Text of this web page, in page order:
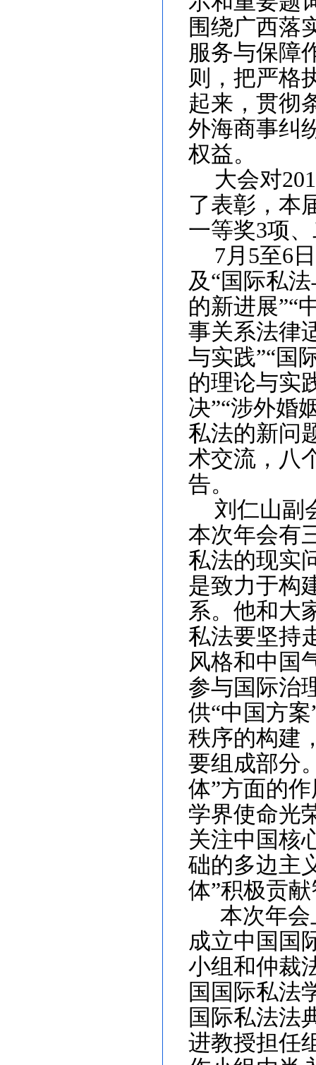
围绕广西落
服务与保障
则，把严格
起来，贯彻
外海商事纠
权益。
大会对
了表彰，本
一等奖3项
7月5至6
及“国际私
的新进展”“
事关系法律
与实践”“国
的理论与实
决”“涉外婚
私法的新问
术交流，八
告。
刘仁山副
本次年会有
私法的现实
是致力于构
系。他和大
私法要坚持
风格和中国
参与国际治
供“中国方
秩序的构建
要组成部分
体”方面的
学界使命光
关注中国核
础的多边主
体”积极贡
本次年
成立中国国
小组和仲裁
国国际私法
国际私法法
进教授担任